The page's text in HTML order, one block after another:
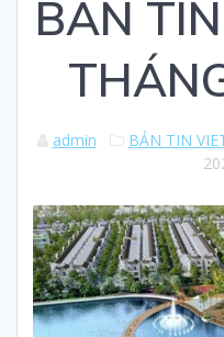
BẢN
admin BẢN TIN